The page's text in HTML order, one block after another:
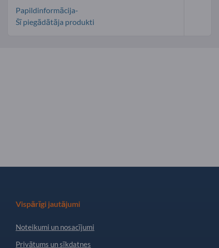
Papildinformācija-
Šī piegādātāja produkti
Vispārīgi jautājumi
Noteikumi un nosacījumi
Privātums un sīkdatnes